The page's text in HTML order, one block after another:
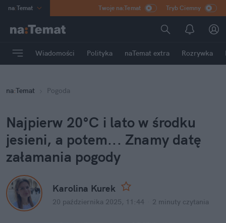
na:Temat
Poland
mama
Rozrywka
Twoje na:Temat Tryb Ciemny
Wiadomości Polityka naTemat extra Rozrywka
na:Temat Pogoda
Najpierw 20°C i lato w środku
jesieni, a potem... Znamy datę
załamania pogody
Karolina Kurek
20 października 2025, 11:44 2 minuty czytania